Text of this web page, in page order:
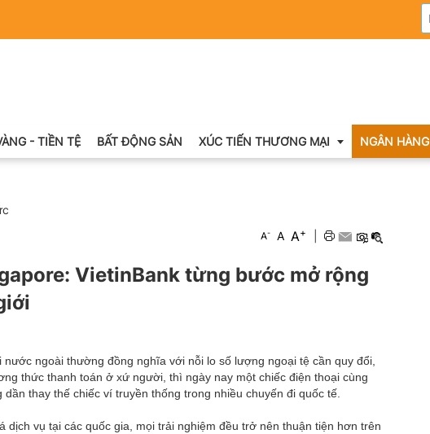
- TIỀN TỆ BẤT ĐỘNG SẢN XÚC TIẾN THƯƠNG MẠI
Hội chợ triển lãm
NGÂN HÀNG
A- A A+
VietinBank từng bước mở rộng
ngoài thường đồng nghĩa với nỗi lo số lượng ngoại tệ cần quy đổi,
thức thanh toán ở xứ người, thì ngày nay một chiếc điện thoại cùng
thay thế chiếc ví truyền thống trong nhiều chuyến đi quốc tế.
dịch vụ tại các quốc gia, mọi trải nghiệm đều trở nên thuận tiện hơn trên